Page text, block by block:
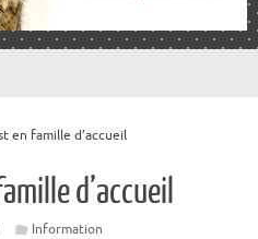
en famille d’accueil
d’accueil
Information